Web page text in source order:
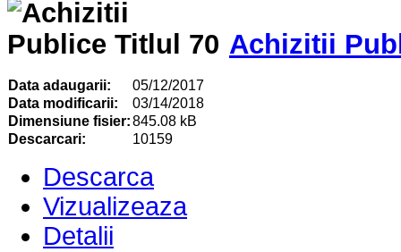
Achizitii
Data adaugarii:
05/12/2017
Data modificarii:
03/14/2018
Dimensiune fisier:845.08 kB
Descarcari:
10159
Descarca
Vizualizeaza
Detalii